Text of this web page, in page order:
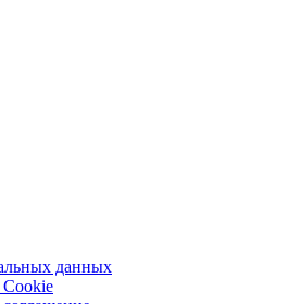
данных